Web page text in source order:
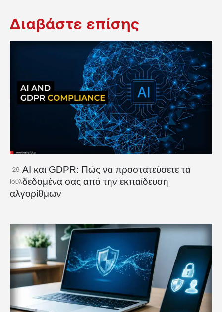
Διαβάστε επίσης
29
Ιούλ
AI και GDPR: Πώς να προστατεύσετε τα
δεδομένα σας από την εκπαίδευση
αλγορίθμων